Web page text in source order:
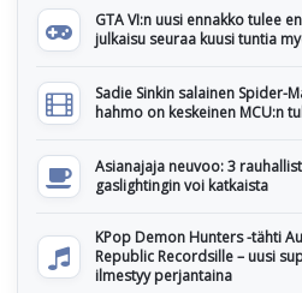
GTA VI:n uusi ennakko tulee
julkaisu seuraa kuusi tuntia
Sadie Sinkin salainen Spider-
hahmo on keskeinen MCU:n
Asianajaja neuvoo: 3
gaslightingin voi katkaista
KPop Demon Hunters -tähti
Republic Recordsille – uusi
ilmestyy perjantaina